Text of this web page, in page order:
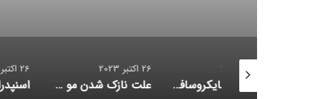
علت نازک‌ شدن مو چیست و چگونه می‌توان آن را متوقف کرد؟